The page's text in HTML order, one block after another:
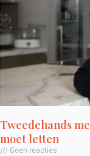
Tweedehands
moet letten
Geen reacties